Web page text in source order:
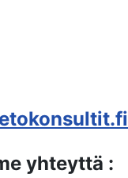
yhteyttä :